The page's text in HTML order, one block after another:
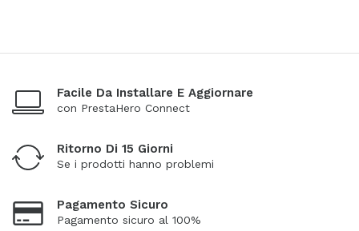
Facile Da Installare E Aggiornare
con PrestaHero Connect
Ritorno Di 15 Giorni
Se i prodotti hanno problemi
Pagamento Sicuro
Pagamento sicuro al 100%